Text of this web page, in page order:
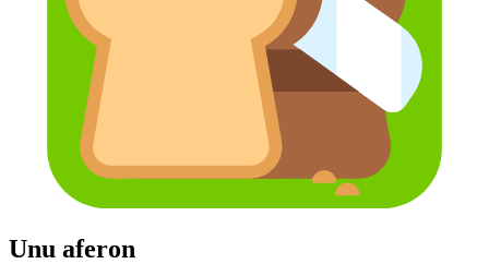
Unu aferon